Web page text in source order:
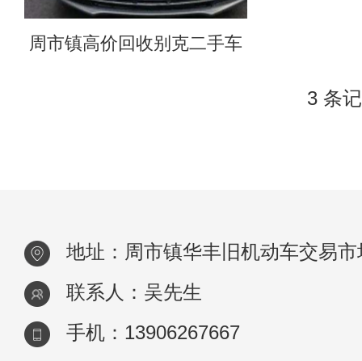
周市镇高价回收别克二手车
3 条
地址：周市镇华丰旧机动车交易市
联系人：吴先生
手机：13906267667